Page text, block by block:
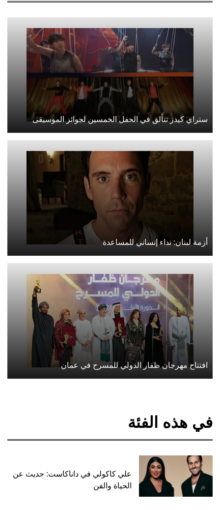
ستراي كيدز تتألق في الحفل الخمسين لجوائز الموسيقى
أزمة لبنان: نداء إنساني للمساعدة
افتتاح مهرجان ظفار الدولي للمسرح في عمان
في هذه الفئة
علي كاكولي في داناكاست: حديث عن
الحياة والفن